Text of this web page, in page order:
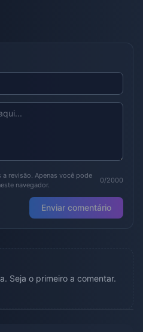
revisão. Apenas você pode
navegador.
0/2000
Enviar comentário
Seja o primeiro a comentar.